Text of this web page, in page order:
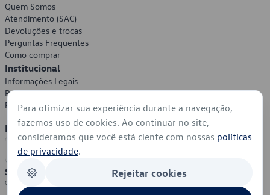
Quem Somos
Atendimento (SAC)
Devoluções e trocas
Perguntas Frequentes
Como comprar
Institucional
Informações Legais
Política de Privacidade
Política de Cookies
Formas de Pagamento
Segurança
Para otimizar sua experiência durante a navegação,
fazemos uso de cookies. Ao continuar no site,
consideramos que você está ciente com nossas políticas
de privacidade.
Rejeitar cookies